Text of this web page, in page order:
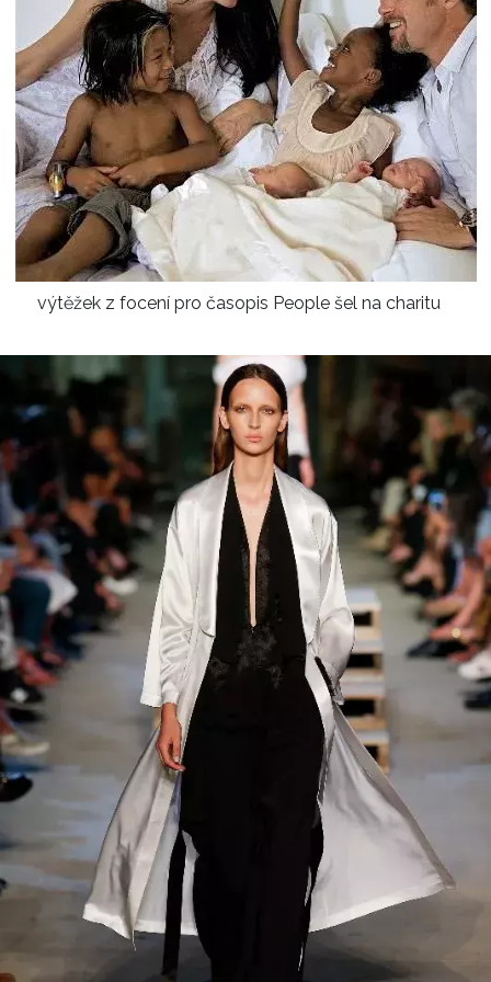
NEWSLETTER
výtěžek z focení pro časopis People šel na charitu